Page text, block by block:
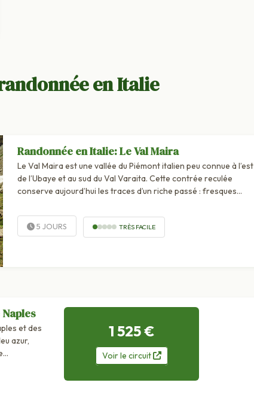
en Italie
Randonnée en Italie: Le Val Maira
Le Val Maira est une vallée du Piémont italien peu connue à l’est
de l’Ubaye et au sud du Val Varaita. Cette contrée reculée
conserve aujourd’hui les traces d’un riche passé : fresques
5 JOURS TRÈS FACILE
et des
azur,
1 525 €
Voirle circuit